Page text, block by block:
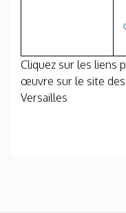
Cliquez sur les liens
œuvre sur le site
Versailles